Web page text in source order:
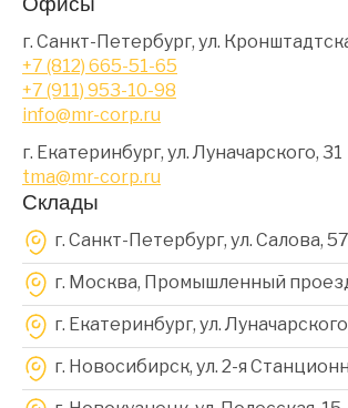
г. Санкт-Петербург, ул.
+7 (812) 665-51-65
+7 (911) 953-10-98
info@mr-corp.ru
г. Екатеринбург, ул. Луначарского, 31
tma@mr-corp.ru
Склады
г. Санкт-Петербург, ул. Салова,
г. Москва, Промышленный
г. Екатеринбург, ул.
г. Новосибирск, ул. 2-я